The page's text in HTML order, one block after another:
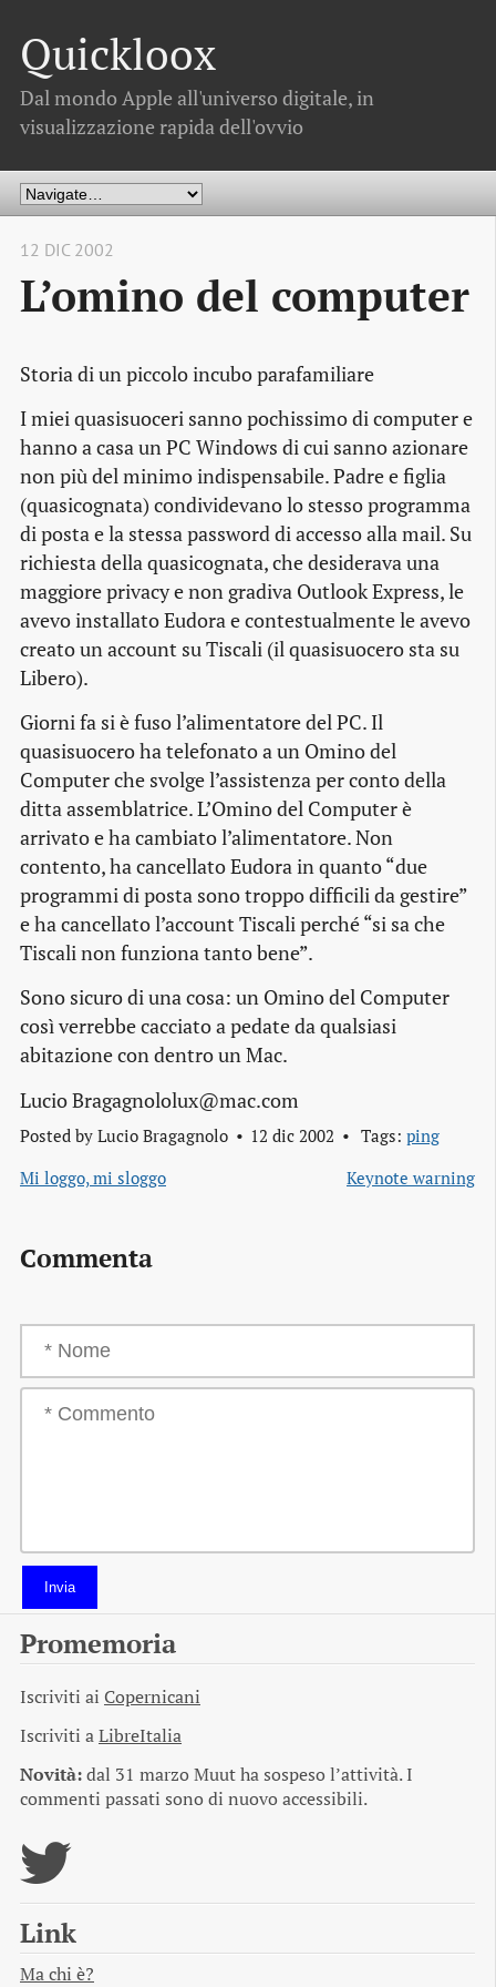
Quickloox
Dal mondo Apple all'universo digitale, in
visualizzazione rapida dell'ovvio
12 DIC 2002
L’omino del computer
Storia di un piccolo incubo parafamiliare
I miei quasisuoceri sanno pochissimo di computer e
hanno a casa un PC Windows di cui sanno azionare
non più del minimo indispensabile. Padre e figlia
(quasicognata) condividevano lo stesso programma
di posta e la stessa password di accesso alla mail. Su
richiesta della quasicognata, che desiderava una
maggiore privacy e non gradiva Outlook Express, le
avevo installato Eudora e contestualmente le avevo
creato un account su Tiscali (il quasisuocero sta su
Libero).
Giorni fa si è fuso l’alimentatore del PC. Il
quasisuocero ha telefonato a un Omino del
Computer che svolge l’assistenza per conto della
ditta assemblatrice. L’Omino del Computer è
arrivato e ha cambiato l’alimentatore. Non
contento, ha cancellato Eudora in quanto “due
programmi di posta sono troppo difficili da gestire”
e ha cancellato l’account Tiscali perché “si sa che
Tiscali non funziona tanto bene”.
Sono sicuro di una cosa: un Omino del Computer
così verrebbe cacciato a pedate da qualsiasi
abitazione con dentro un Mac.
Lucio Bragagnololux@mac.com
Posted by Lucio Bragagnolo 12 dic 2002 Tags: ping
Mi loggo, mi sloggo
Keynote warning
Commenta
Invia
Promemoria
Iscriviti ai Copernicani
Iscriviti aLibreItalia
Novità:dal 31 marzo Muut ha sospeso l’attività. I
commenti passati sono di nuovo accessibili.
Link
Ma chi è?